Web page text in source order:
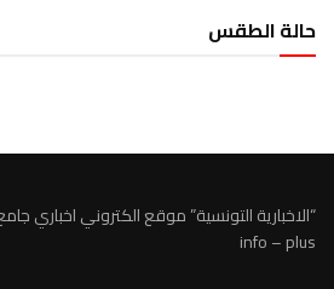
حالة الطقس
“الاخبارية التونسية” موقع الكتروني اخباري
info – plus